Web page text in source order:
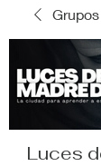
Grupos
Luces